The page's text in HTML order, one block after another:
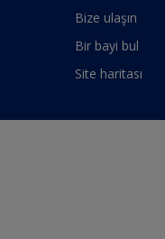
Bize ulaşın
Bir bayi bul
Site haritası